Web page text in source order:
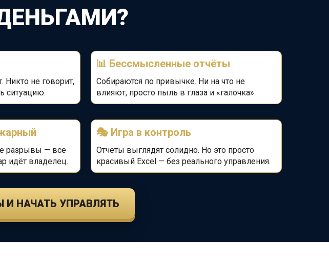
Никто не говорит,
ситуацию.
📊 Бессмысленные отчёты
Собираются по привычке. Ни на что не
влияют, просто пыль в глаза и «галочка».
разрывы — все
идёт владелец.
🎭 Игра в контроль
Отчёты выглядят солидно. Но это просто
красивый Excel — без реального управления.
И НАЧАТЬ УПРАВЛЯТЬ